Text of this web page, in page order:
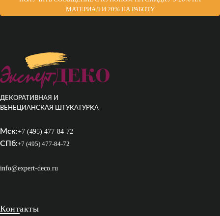
МАТЕРИАЛ И 20% НА РАБОТУ
ДЕКОРАТИВНАЯ И
ВЕНЕЦИАНСКАЯ ШТУКАТУРКА
Мск:+7 (495) 477-84-72
СПб:+7 (495) 477-84-72
info@expert-deco.ru
Контакты